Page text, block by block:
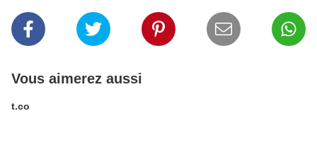
Vous aimerez aussi
t.co